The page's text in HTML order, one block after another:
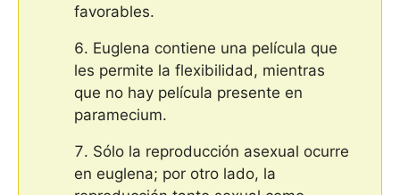
favorables.
Euglena contiene una película que
les permite la flexibilidad, mientras
que no hay película presente en
paramecium.
Sólo la reproducción asexual ocurre
en euglena; por otro lado, la